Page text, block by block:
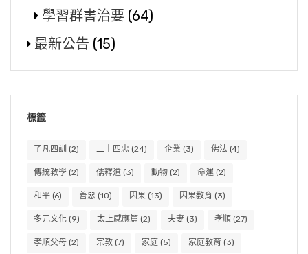
學習群書治要 (64)
最新公告 (15)
標籤
了凡四訓 (2) 二十四忠 (24) 企業 (3) 佛法 (4)
傳統教學 (2) 儒釋道 (3) 動物 (2) 命運 (2)
和平 (6) 善惡 (10) 因果 (13) 因果教育 (3)
多元文化 (9) 太上感應篇 (2) 夫妻 (3) 孝順 (27)
孝順父母 (2) 宗教 (7) 家庭 (5) 家庭教育 (3)